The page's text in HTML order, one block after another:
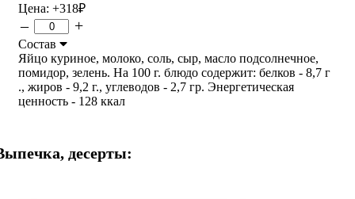
Цена: +318₽
– +
Состав
Яйцо куриное, молоко, соль, сыр, масло подсолнечное,
помидор, зелень. На 100 г. блюдо содержит: белков - 8,7 г
., жиров - 9,2 г., углеводов - 2,7 гр. Энергетическая
ценность - 128 ккал
десерты: